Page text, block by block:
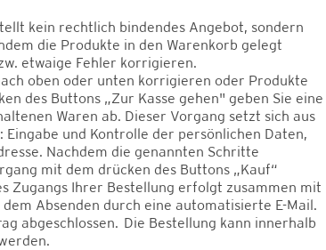
kein rechtlich bindendes Angebot, sondern
die Produkte in den Warenkorb gelegt
etwaige Fehler korrigieren.
oben oder unten korrigieren oder Produkte
des Buttons „Zur Kasse gehen" geben Sie eine
Waren ab. Dieser Vorgang setzt sich aus
und Kontrolle der persönlichen Daten,
Nachdem die genannten Schritte
mit dem drücken des Buttons „Kauf“
Zugangs Ihrer Bestellung erfolgt zusammen mit
Absenden durch eine automatisierte E-Mail.
abgeschlossen. Die Bestellung kann innerhalb